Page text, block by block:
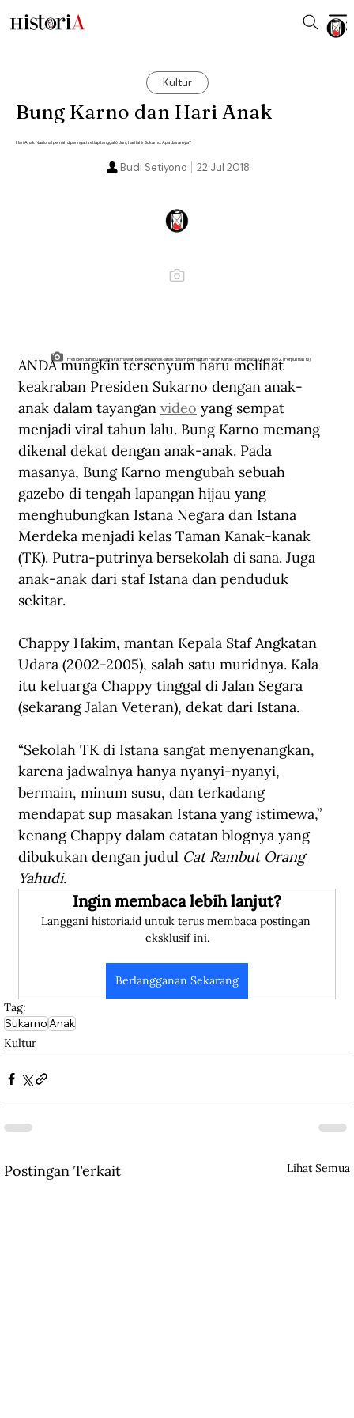
Kultur
Bung Karno dan Hari Anak
Hari Anak Nasional pernah diperingati setiap tanggal 6 Juni, hari lahir Sukarno. Apa dasarnya?
22 Jul 2018
Budi Setiyono
Presiden dan Ibu Negara Fatmawati bersama anak-anak dalam peringatan Pekan Kanak-kanak pada 18 Mei 1952. (Perpusnas RI).
ANDA mungkin tersenyum haru melihat
keakraban Presiden Sukarno dengan anak-
anak dalam tayangan video yang sempat
menjadi viral tahun lalu. Bung Karno memang
dikenal dekat dengan anak-anak. Pada
masanya, Bung Karno mengubah sebuah
gazebo di tengah lapangan hijau yang
menghubungkan Istana Negara dan Istana
Merdeka menjadi kelas Taman Kanak-kanak
(TK). Putra-putrinya bersekolah di sana. Juga
anak-anak dari staf Istana dan penduduk
sekitar.
Chappy Hakim, mantan Kepala Staf Angkatan
Udara (2002-2005), salah satu muridnya. Kala
itu keluarga Chappy tinggal di Jalan Segara
(sekarang Jalan Veteran), dekat dari Istana.
“Sekolah TK di Istana sangat menyenangkan,
karena jadwalnya hanya nyanyi-nyanyi,
bermain, minum susu, dan terkadang
mendapat sup masakan Istana yang istimewa,”
kenang Chappy dalam catatan blognya yang
dibukukan dengan judul Cat Rambut Orang
Yahudi.
Ingin membaca lebih lanjut?
Langgani historia.id untuk terus membaca postingan
eksklusif ini.
Berlangganan Sekarang
Tag:
SukarnoAnak
Kultur
Postingan Terkait Lihat Semua